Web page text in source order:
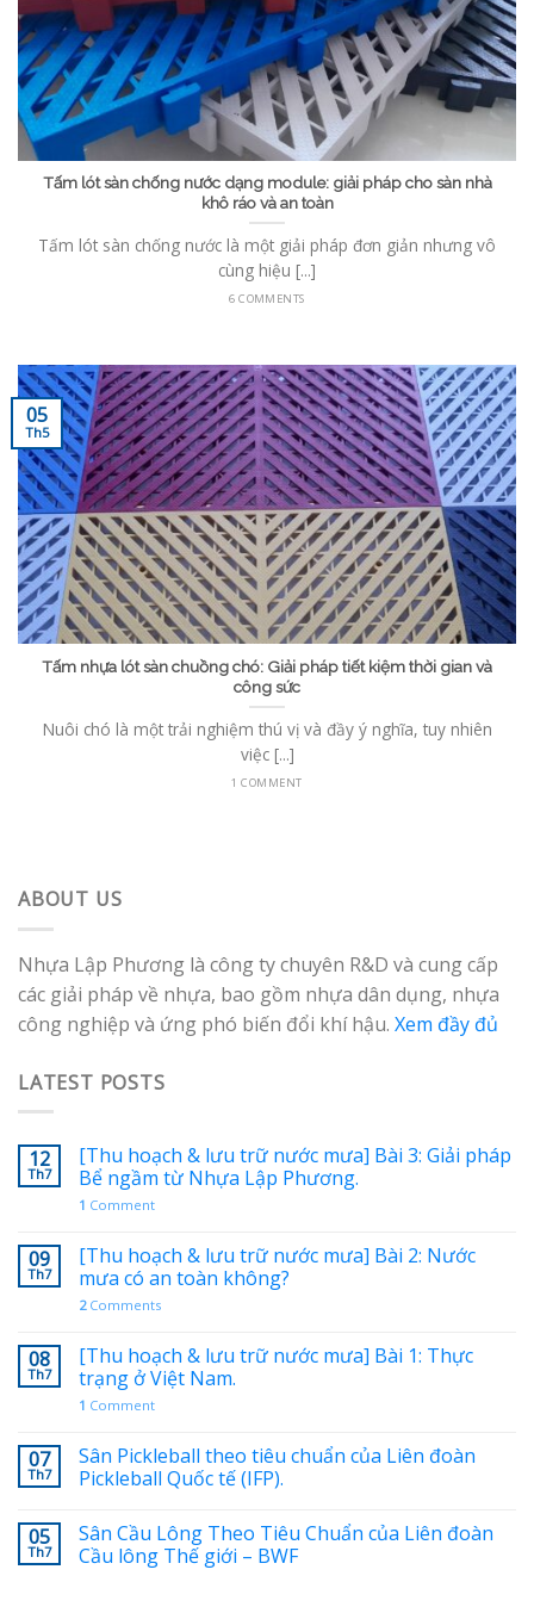
Tấm lót sàn chống nước dạng module: giải pháp cho sàn nhà
khô ráo và an toàn
Tấm lót sàn chống nước là một giải pháp đơn giản nhưng vô
cùng hiệu [...]
6 COMMENTS
Tấm nhựa lót sàn chuồng chó: Giải pháp tiết kiệm thời gian và
công sức
Nuôi chó là một trải nghiệm thú vị và đầy ý nghĩa, tuy nhiên
việc [...]
1 COMMENT
05
Th5
ABOUT US
Nhựa Lập Phương là công ty chuyên R&D và cung cấp
các giải pháp về nhựa, bao gồm nhựa dân dụng, nhựa
công nghiệp và ứng phó biến đổi khí hậu. Xem đầy đủ
LATEST POSTS
12
Th7
[Thu hoạch & lưu trữ nước mưa] Bài 3: Giải pháp
Bể ngầm từ Nhựa Lập Phương.
1 Comment
09
Th7
[Thu hoạch & lưu trữ nước mưa] Bài 2: Nước
mưa có an toàn không?
2Comments
08
Th7
[Thu hoạch & lưu trữ nước mưa] Bài 1: Thực
trạng ở Việt Nam.
1 Comment
07
Th7
Sân Pickleball theo tiêu chuẩn của Liên đoàn
Pickleball Quốc tế (IFP).
05
Th7
Sân Cầu Lông Theo Tiêu Chuẩn của Liên đoàn
Cầu lông Thế giới – BWF